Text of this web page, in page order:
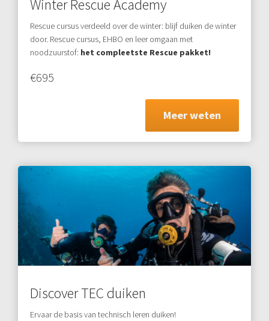
Winter Rescue Academy
Rescue cursus verdeeld over de winter: blijf duiken de winter
door. Rescue cursus, EHBO en leer omgaan met
noodzuurstof: het compleetste Rescue pakket!
€695
Meer weten
Discover TEC duiken
Ervaar de basis van technisch leren duiken!